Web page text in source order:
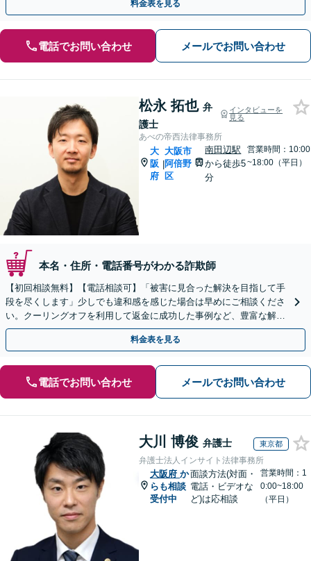
料金表を見る
電話でお問い合わせ メールでお問い合わせ
松永 拓也 弁
護士
インタビューを
見る
あべの帝西法律事務所
大
阪
府
|
大阪市
阿倍野
区
南田辺駅
から徒歩5
分
営業時間：10:00
~18:00（平日）
本名・住所・電話番号がわかる詐欺師
【初回相談無料】【電話相談可】「被害に見合った解決を目指して手
段を尽くします」少しでも違和感を感じた場合は早めにご相談くださ
い。クーリングオフを利用して返金に成功した事例など、豊富な解決
実績があります【完全個室対応】【休日・夜間相談可】
料金表を見る
電話でお問い合わせ メールでお問い合わせ
大川 博俊 弁護士 東京都
弁護士法人インサイト法律事務所
大阪府 か
らも相談
受付中
面談方法(対面・
電話・ビデオな
ど)は応相談
営業時間：1
0:00~18:00
（平日）